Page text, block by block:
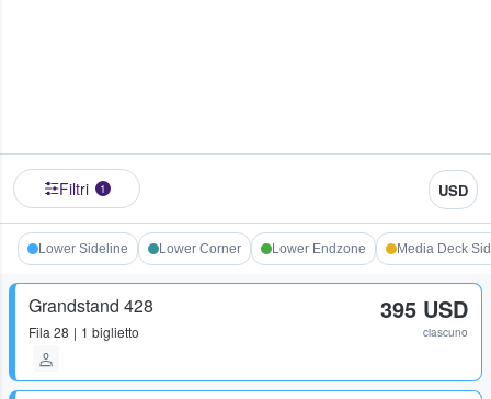
Filtri 1 USD
Lower Sideline Lower Corner Lower Endzone Media Deck
Grandstand 428
Fila 28 1 biglietto
395 USD
ciascuno